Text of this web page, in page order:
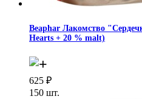
Beaphar Лакомство
Hearts + 20 % malt)
625 ₽
150 шт.